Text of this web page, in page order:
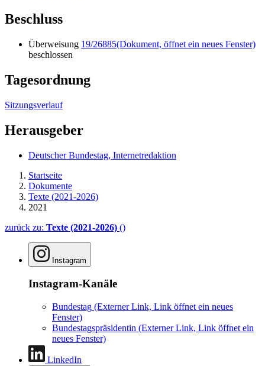
Beschluss
Überweisung 19/26885(Dokument, öffnet ein neues Fenster)
beschlossen
Tagesordnung
Sitzungsverlauf
Herausgeber
Deutscher Bundestag, Internetredaktion
Startseite
Dokumente
Texte (2021-2026)
2021
zurück zu: Texte (2021-2026) ()
Instagram
Instagram-Kanäle
Bundestag (Externer Link, Link öffnet ein neues
Fenster)
Bundestagspräsidentin (Externer Link, Link öffnet ein
neues Fenster)
LinkedIn